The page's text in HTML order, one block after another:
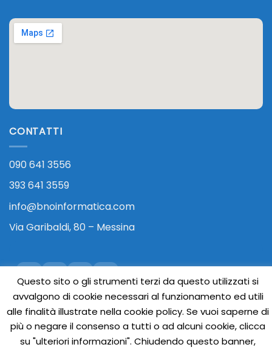
CONTATTI
090 641 3556
393 641 3559
info@bnoinformatica.com
Via Garibaldi, 80 – Messina
Visa PayPal Stripe MasterCard
Cash
Questo sito o gli strumenti terzi da questo utilizzati si
avvalgono di cookie necessari al funzionamento ed utili
alle finalità illustrate nella cookie policy. Se vuoi saperne di
più o negare il consenso a tutti o ad alcuni cookie, clicca
su "ulteriori informazioni". Chiudendo questo banner,